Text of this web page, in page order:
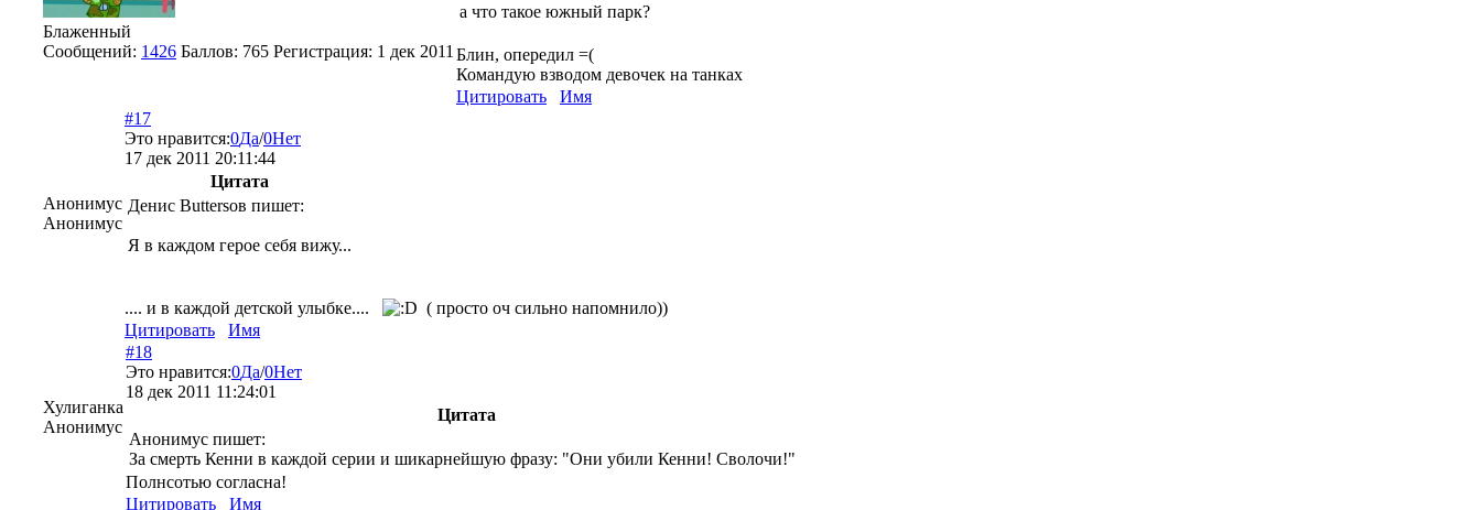
Блаженный
Сообщений: 1426 Баллов: 765 Регистрация: 1 дек 2011
а что такое южный парк?
Блин, опередил =(
Командую взводом девочек на танках
Цитировать
Имя
Анонимус
Анонимус
#17
Это нравится:0Да/0Нет
17 дек 2011 20:11:44
Цитата
Денис Buttersов пишет:
Я в каждом герое себя вижу...
.... и в каждой детской улыбке....
( просто оч сильно напомнило))
Цитировать
Имя
Хулиганка
Анонимус
#18
Это нравится:0Да/0Нет
18 дек 2011 11:24:01
Цитата
Анонимус пишет:
За смерть Кенни в каждой серии и шикарнейшую фразу: "Они убили Кенни! Сволочи!"
Полнсотью согласна!
Цитировать
Имя